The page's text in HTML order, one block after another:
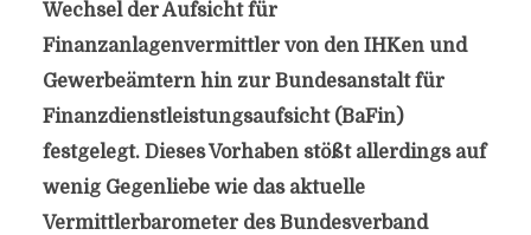
Wechsel der Aufsicht für
Finanzanlagenvermittler von den IHKen und
Gewerbeämtern hin zur Bundesanstalt für
Finanzdienstleistungsaufsicht (BaFin)
festgelegt. Dieses Vorhaben stößt allerdings auf
wenig Gegenliebe wie das aktuelle
Vermittlerbarometer des Bundesverband